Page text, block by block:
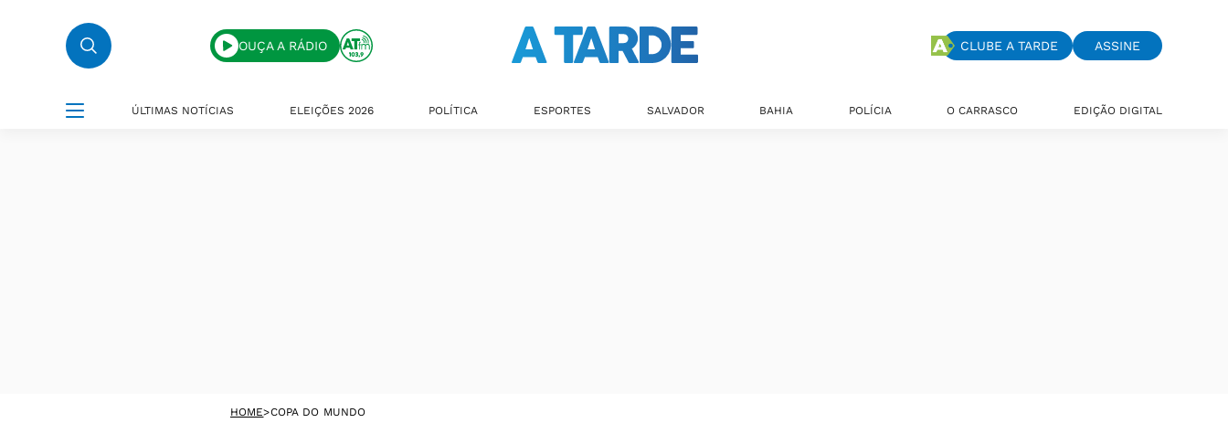
OUÇA A RÁDIO CLUBE A TARDE ASSINE
ÚLTIMAS NOTÍCIAS ELEIÇÕES 2026 POLÍTICA ESPORTES SALVADOR BAHIA POLÍCIA O CARRASCO EDIÇÃO DIGITAL
HOME>COPA DO MUNDO